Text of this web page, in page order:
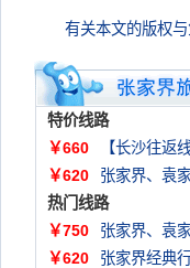
有关本文的版权
特价线路
￥660
【长沙往返
￥620
张家界、袁
热门线路
￥750
张家界、袁
￥620
张家界经典